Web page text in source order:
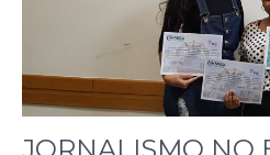
JORNALISMO NO